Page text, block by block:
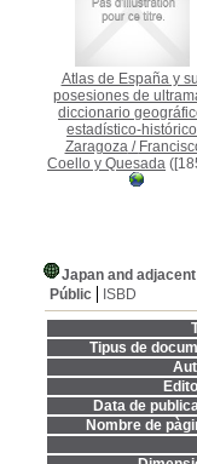
Atlas de España y
posesiones de
diccionario
estadístico-
Zaragoza/
Coello y Quesada
Japan and
Públic
ISBD
Tipus de
Data de
Nombre de